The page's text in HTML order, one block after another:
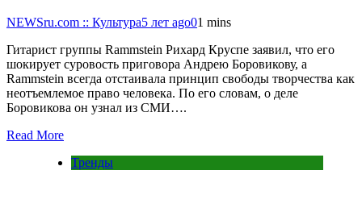
NEWSru.com :: Культура5 лет ago01 mins
Гитарист группы Rammstein Рихард Круспе заявил, что его
шокирует суровость приговора Андрею Боровикову, а
Rammstein всегда отстаивала принцип свободы творчества как
неотъемлемое право человека. По его словам, о деле
Боровикова он узнал из СМИ….
Read More
Тренды